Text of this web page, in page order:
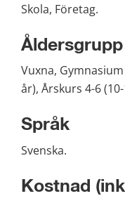
Skola, Företag.
Åldersgrupp
Vuxna,
år), Årskurs 4-6
Språk
Svenska.
Kostnad